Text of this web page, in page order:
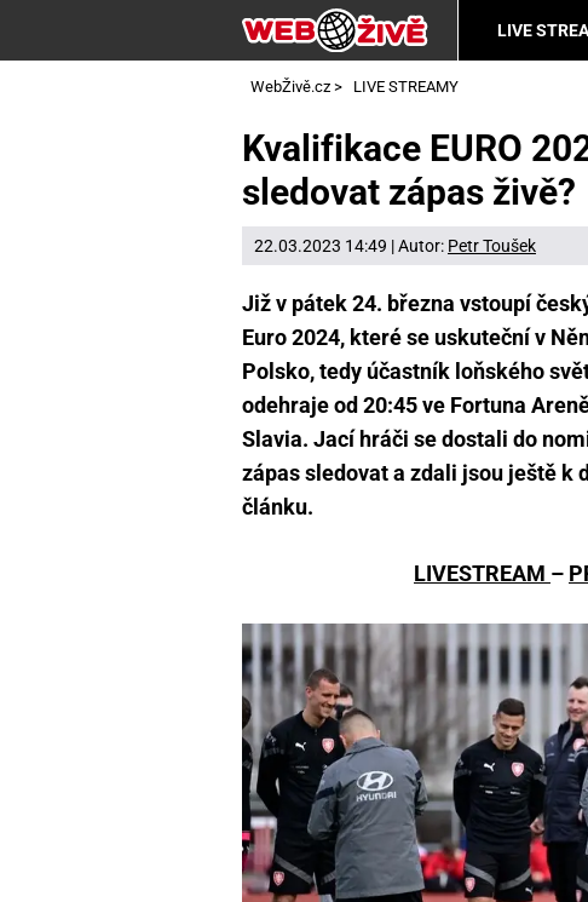
LIVE
WebŽivě.cz > LIVE STREAMY
Kvalifikace EURO
sledovat zápas živě?
22.03.2023 14:49 | Autor: Petr Toušek
Již v pátek 24. března vstoupí
Euro 2024, které se uskuteční v
Polsko, tedy účastník loňského
odehraje od 20:45 ve Fortuna
Slavia. Jací hráči se dostali do
zápas sledovat a zdali jsou ještě k
článku.
LIVESTREAM –